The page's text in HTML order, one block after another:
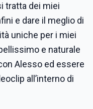
tratta dei miei
e dare il meglio di
uniche per i miei
e naturale
Alesso ed essere
all’interno di